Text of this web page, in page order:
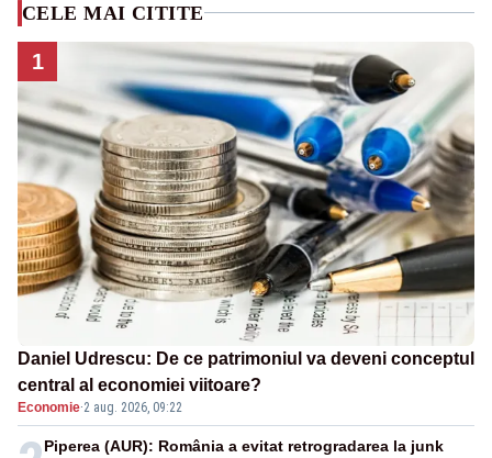
CELE MAI CITITE
1
Daniel Udrescu: De ce patrimoniul va deveni conceptul
central al economiei viitoare?
Economie·2 aug. 2026, 09:22
Piperea (AUR): România a evitat retrogradarea la junk